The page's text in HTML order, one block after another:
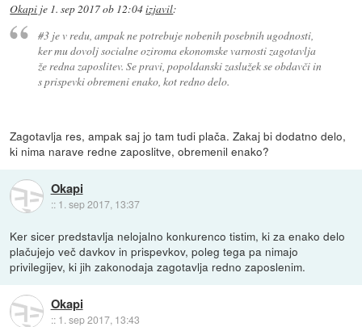
Okapi je 1. sep 2017 ob 12:04izjavil:
#3 je v redu, ampak ne potrebuje nobenih posebnih ugodnosti,
ker mu dovolj socialne oziroma ekonomske varnosti zagotavlja
že redna zaposlitev. Se pravi, popoldanski zaslužek se obdavči in
s prispevki obremeni enako, kot redno delo.
Zagotavlja res, ampak saj jo tam tudi plača. Zakaj bi dodatno delo,
ki nima narave redne zaposlitve, obremenil enako?
Okapi
:: 1. sep 2017, 13:37
Ker sicer predstavlja nelojalno konkurenco tistim, ki za enako delo
plačujejo več davkov in prispevkov, poleg tega pa nimajo
privilegijev, ki jih zakonodaja zagotavlja redno zaposlenim.
Okapi
:: 1. sep 2017, 13:43